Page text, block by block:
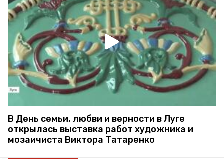
В День семьи, любви и верности в Луге
открылась выставка работ художника и
мозаичиста Виктора Татаренко